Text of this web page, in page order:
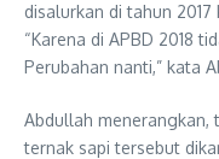
disalurkan di tahun
“Karena di APBD 2018
Perubahan nanti,” kata
Abdullah menerangkan,
ternak sapi tersebut